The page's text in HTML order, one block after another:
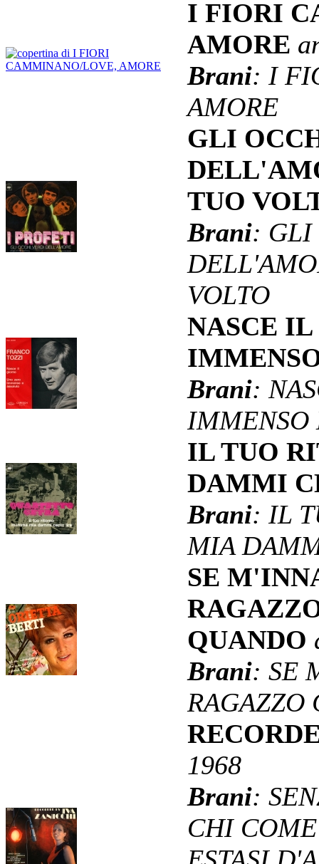
I FIORI
AMORE
Brani: I
AMORE
GLI
TUO
Brani: GLI
VOLTO
NASCE
Brani:
IMMENSO
IL TUO
DAMMI
Brani: IL
MIA
SE
QUANDO
Brani: SE
RAGAZZO
1968
Brani:
CHI